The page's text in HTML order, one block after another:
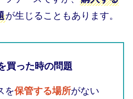
が生じることもあります。
買った時の問題
を保管する場所がない